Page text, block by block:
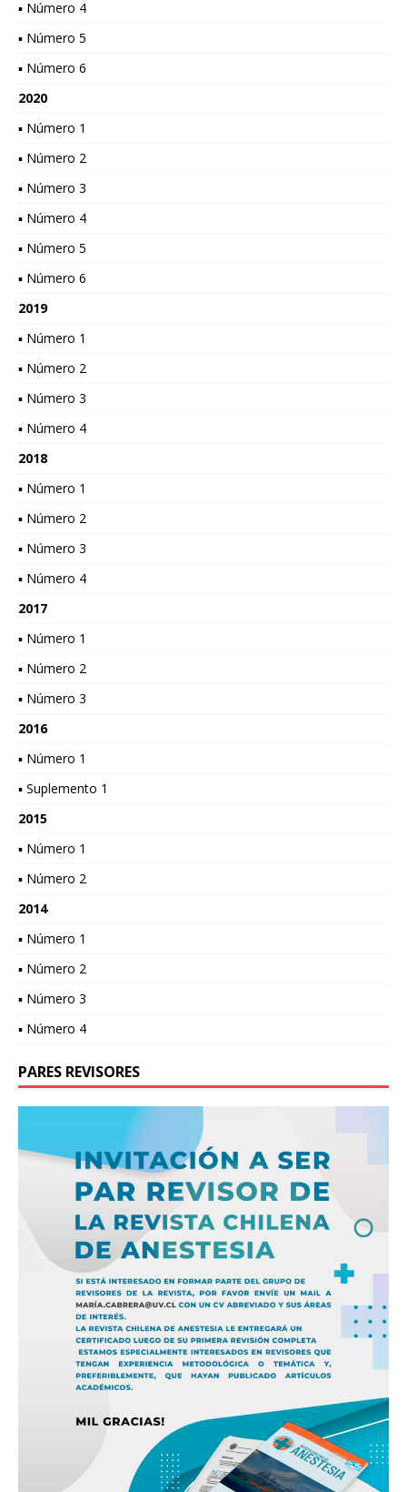
▪ Número 4
▪ Número 5
▪ Número 6
2020
▪ Número 1
▪ Número 2
▪ Número 3
▪ Número 4
▪ Número 5
▪ Número 6
2019
▪ Número 1
▪ Número 2
▪ Número 3
▪ Número 4
2018
▪ Número 1
▪ Número 2
▪ Número 3
▪ Número 4
2017
▪ Número 1
▪ Número 2
▪ Número 3
2016
▪ Número 1
▪ Suplemento 1
2015
▪ Número 1
▪ Número 2
2014
▪ Número 1
▪ Número 2
▪ Número 3
▪ Número 4
PARES REVISORES